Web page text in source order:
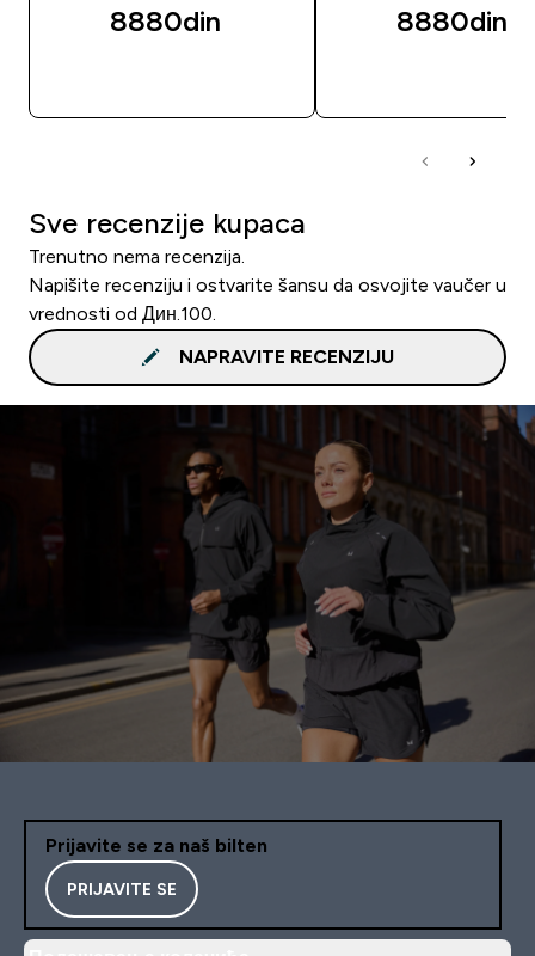
8880din‎ 8880din‎
Sve recenzije kupaca
Trenutno nema recenzija.
Napišite recenziju i ostvarite šansu da osvojite vaučer u
vrednosti od Дин.100.
NAPRAVITE RECENZIJU
Prijavite se za naš bilten
PRIJAVITE SE